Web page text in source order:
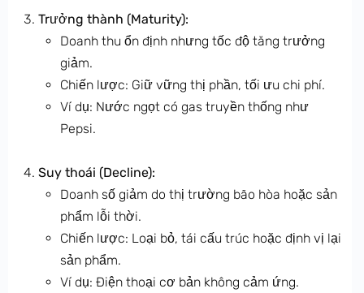
Trưởng thành (Maturity):
Doanh thu ổn định nhưng tốc độ tăng trưởng
giảm.
Chiến lược: Giữ vững thị phần, tối ưu chi phí.
Ví dụ: Nước ngọt có gas truyền thống như
Pepsi.
Suy thoái (Decline):
Doanh số giảm do thị trường bão hòa hoặc sản
phẩm lỗi thời.
Chiến lược: Loại bỏ, tái cấu trúc hoặc định vị lại
sản phẩm.
Ví dụ: Điện thoại cơ bản không cảm ứng.